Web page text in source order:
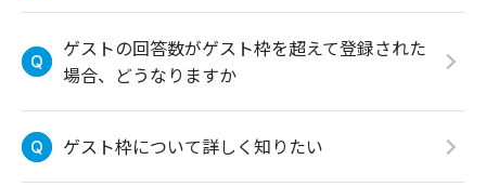
ゲストの回答数がゲスト枠を超えて登録された
場合、どうなりますか
ゲスト枠について詳しく知りたい